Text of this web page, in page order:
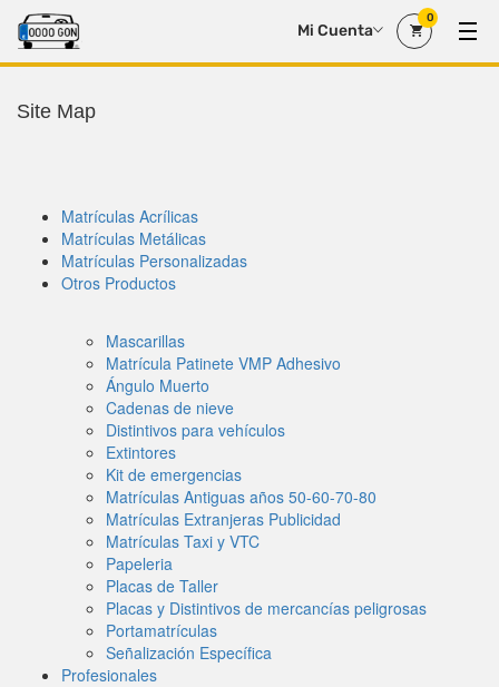
Mi Cuenta
0
Site Map
Site Map
Matrículas Acrílicas
Matrículas Metálicas
Matrículas Personalizadas
Otros Productos
Mascarillas
Matrícula Patinete VMP Adhesivo
Ángulo Muerto
Cadenas de nieve
Distintivos para vehículos
Extintores
Kit de emergencias
Matrículas Antiguas años 50-60-70-80
Matrículas Extranjeras Publicidad
Matrículas Taxi y VTC
Papeleria
Placas de Taller
Placas y Distintivos de mercancías peligrosas
Portamatrículas
Señalización Específica
Profesionales